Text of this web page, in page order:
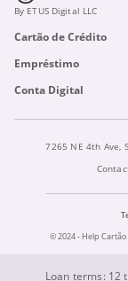
By ETUS Digital LLC
Cartão de Crédito
Empréstimo
Conta Digital
7265 NE 4th Ave,
© 2024 - Help
Loan terms: 12